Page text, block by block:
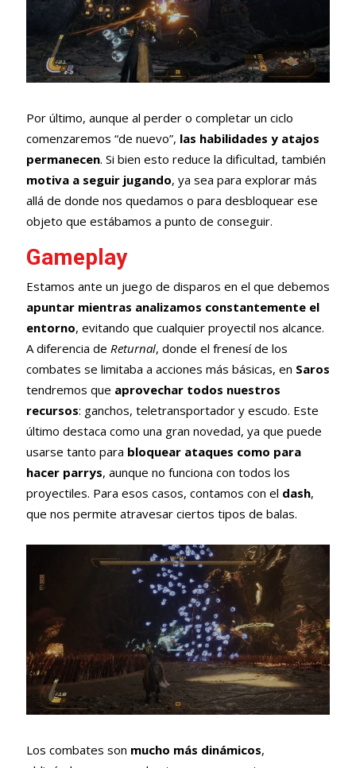
Por último, aunque al perder o completar un ciclo
comenzaremos “de nuevo”, las habilidades y atajos
permanecen. Si bien esto reduce la dificultad, también
motiva a seguir jugando, ya sea para explorar más
allá de donde nos quedamos o para desbloquear ese
objeto que estábamos a punto de conseguir.
Gameplay
Estamos ante un juego de disparos en el que debemos
apuntar mientras analizamos constantemente el
entorno, evitando que cualquier proyectil nos alcance.
A diferencia de Returnal, donde el frenesí de los
combates se limitaba a acciones más básicas, en Saros
tendremos que aprovechar todos nuestros
recursos: ganchos, teletransportador y escudo. Este
último destaca como una gran novedad, ya que puede
usarse tanto para bloquear ataques como para
hacer parrys, aunque no funciona con todos los
proyectiles. Para esos casos, contamos con el dash,
que nos permite atravesar ciertos tipos de balas.
Los combates son mucho más dinámicos,